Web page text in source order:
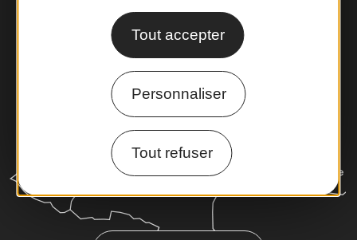
Tout accepter
Personnaliser
Tout refuser